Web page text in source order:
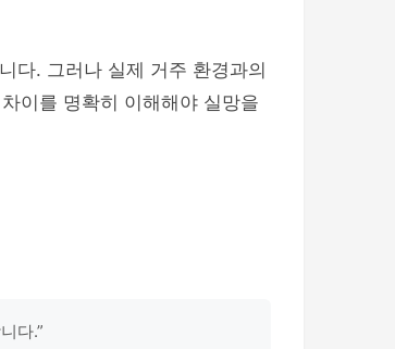
다. 그러나 실제 거주 환경과의
이를 명확히 이해해야 실망을
다.”